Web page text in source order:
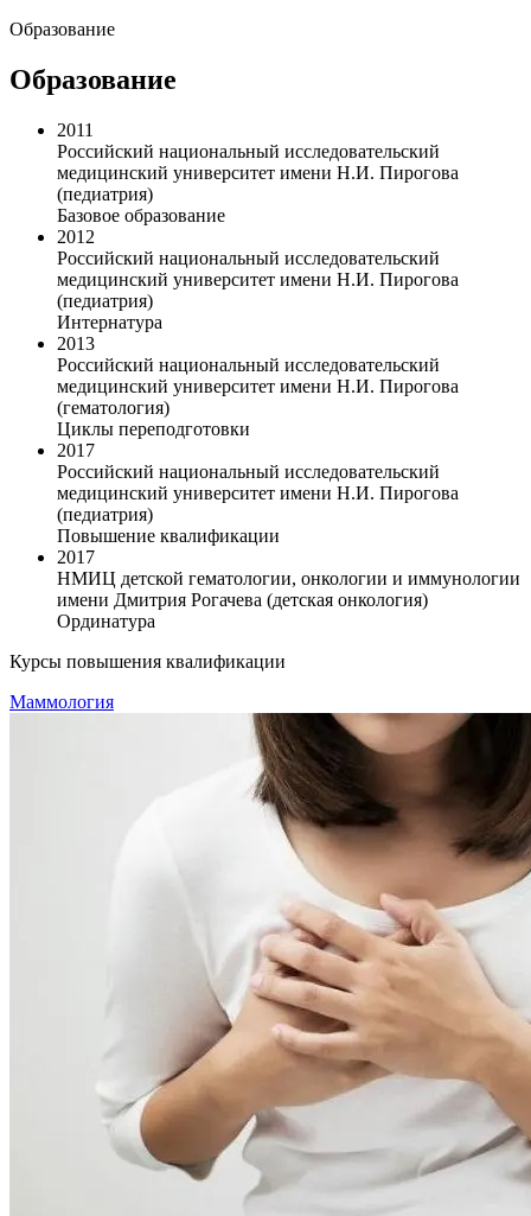
Образование
Образование
2011
Российский национальный исследовательский
медицинский университет имени Н.И. Пирогова
(педиатрия)
Базовое образование
2012
Российский национальный исследовательский
медицинский университет имени Н.И. Пирогова
(педиатрия)
Интернатура
2013
Российский национальный исследовательский
медицинский университет имени Н.И. Пирогова
(гематология)
Циклы переподготовки
2017
Российский национальный исследовательский
медицинский университет имени Н.И. Пирогова
(педиатрия)
Повышение квалификации
2017
НМИЦ детской гематологии, онкологии и иммунологии
имени Дмитрия Рогачева (детская онкология)
Ординатура
Курсы повышения квалификации
Маммология